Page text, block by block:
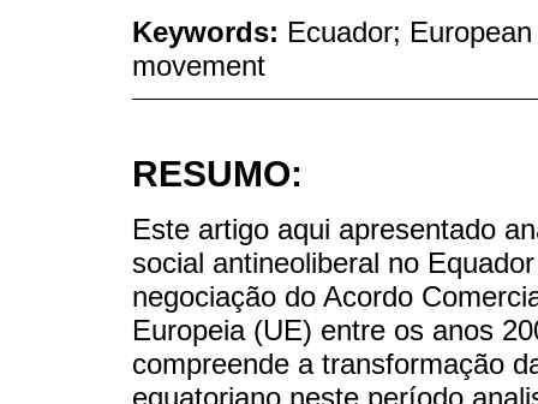
Keywords: Ecuador;
movement
RESUMO:
Este artigo aqui apresentado
social antineoliberal no
negociação do Acordo
Europeia (UE) entre os anos
compreende a transformação